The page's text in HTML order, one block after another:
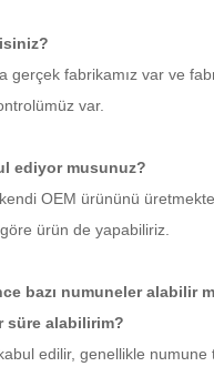
gerçek fabrikamız var ve
var.
ediyor musunuz?
OEM ürününü
ürün de yapabiliriz.
bazı numuneler alabilir
süre alabilirim?
edilir, genellikle numune